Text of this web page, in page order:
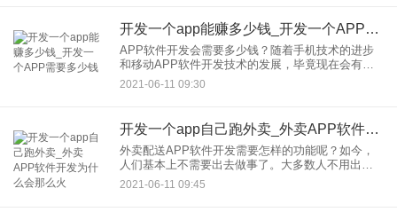
开发一个app能赚多少钱_开发一个APP需要多少钱
APP软件开发会需要多少钱？随着手机技术的进步
和移动APP软件开发技术的发展，毕竟现在会有更
多的用户在互联网上消费，但是由于知识的限制，
APP软件开发需要多少钱？首先要分析应用软件开
2021-06-11 09:30
开发一个app自己跑外卖_外卖APP软件开发为什么会那么火
外卖配送APP软件开发需要怎样的功能呢？如今，
人们基本上不需要出去做事了。大多数人不用出门
就可以在手机APP软件上完成自己的衣食住行，尤
其是吃饭。我们基本上不需要花太多时间吃饭。开
2021-06-11 09:45